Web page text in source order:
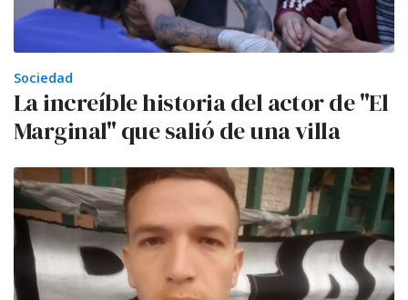
Sociedad
La increíble historia del actor de "El
Marginal" que salió de una villa